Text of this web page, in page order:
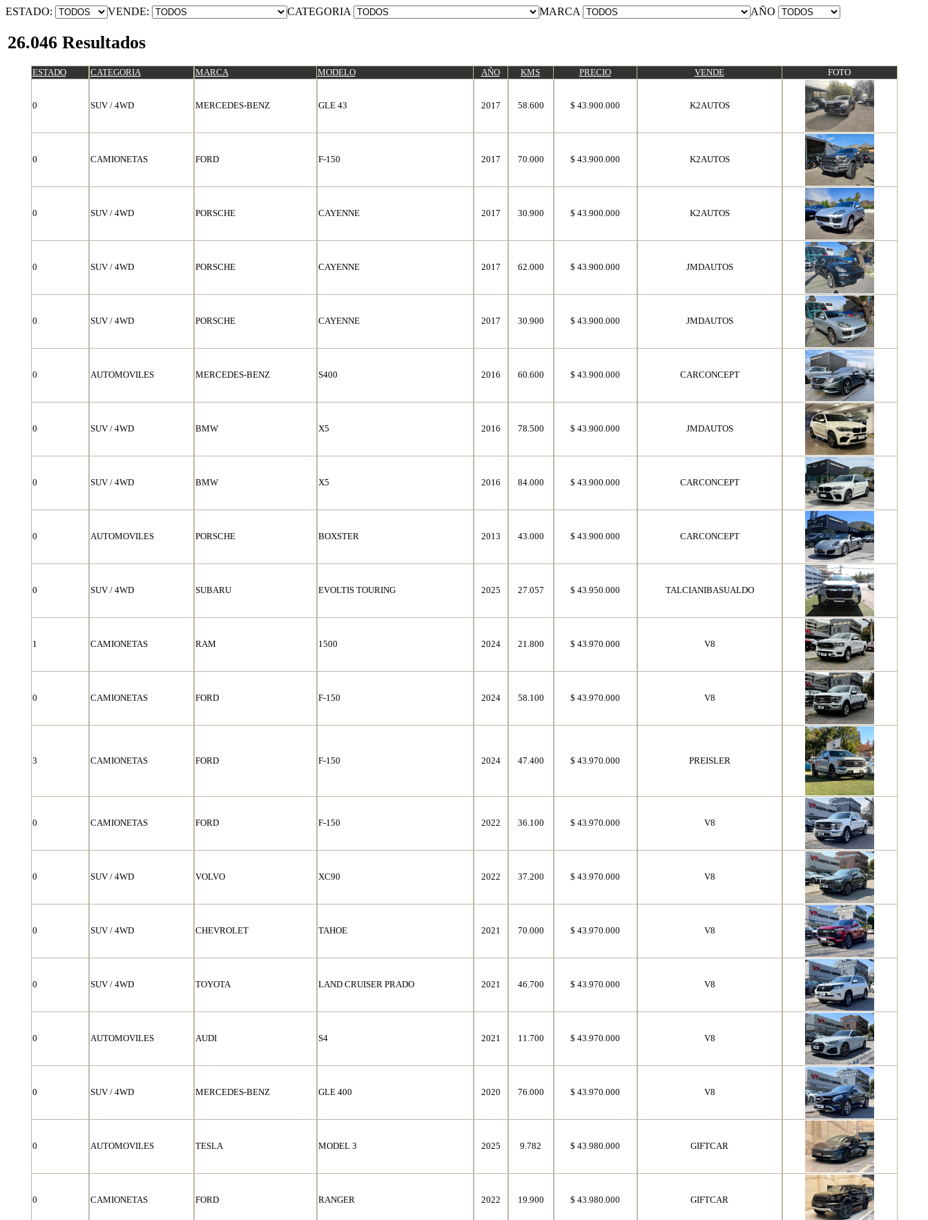
ESTADO: VENDE: CATEGORIA MARCA AÑO
26.046 Resultados
ESTADO CATEGORIA MARCA MODELO AÑO KMS PRECIO VENDE FOTO
0 SUV / 4WD MERCEDES-BENZ GLE 43 2017 58.600 $ 43.900.000 K2AUTOS
0 CAMIONETAS FORD F-150 2017 70.000 $ 43.900.000 K2AUTOS
0 SUV / 4WD PORSCHE CAYENNE 2017 30.900 $ 43.900.000 K2AUTOS
0 SUV / 4WD PORSCHE CAYENNE 2017 62.000 $ 43.900.000 JMDAUTOS
0 SUV / 4WD PORSCHE CAYENNE 2017 30.900 $ 43.900.000 JMDAUTOS
0 AUTOMOVILES MERCEDES-BENZ S400 2016 60.600 $ 43.900.000 CARCONCEPT
0 SUV / 4WD BMW X5 2016 78.500 $ 43.900.000 JMDAUTOS
0 SUV / 4WD BMW X5 2016 84.000 $ 43.900.000 CARCONCEPT
0 AUTOMOVILES PORSCHE BOXSTER 2013 43.000 $ 43.900.000 CARCONCEPT
0 SUV / 4WD SUBARU EVOLTIS TOURING 2025 27.057 $ 43.950.000 TALCIANIBASUALDO
1 CAMIONETAS RAM 1500 2024 21.800 $ 43.970.000 V8
0 CAMIONETAS FORD F-150 2024 58.100 $ 43.970.000 V8
3 CAMIONETAS FORD F-150 2024 47.400 $ 43.970.000 PREISLER
0 CAMIONETAS FORD F-150 2022 36.100 $ 43.970.000 V8
0 SUV / 4WD VOLVO XC90 2022 37.200 $ 43.970.000 V8
0 SUV / 4WD CHEVROLET TAHOE 2021 70.000 $ 43.970.000 V8
0 SUV / 4WD TOYOTA LAND CRUISER PRADO 2021 46.700 $ 43.970.000 V8
0 AUTOMOVILES AUDI S4 2021 11.700 $ 43.970.000 V8
0 SUV / 4WD MERCEDES-BENZ GLE 400 2020 76.000 $ 43.970.000 V8
0 AUTOMOVILES TESLA MODEL 3 2025 9.782 $ 43.980.000 GIFTCAR
0 CAMIONETAS FORD RANGER 2022 19.900 $ 43.980.000 GIFTCAR